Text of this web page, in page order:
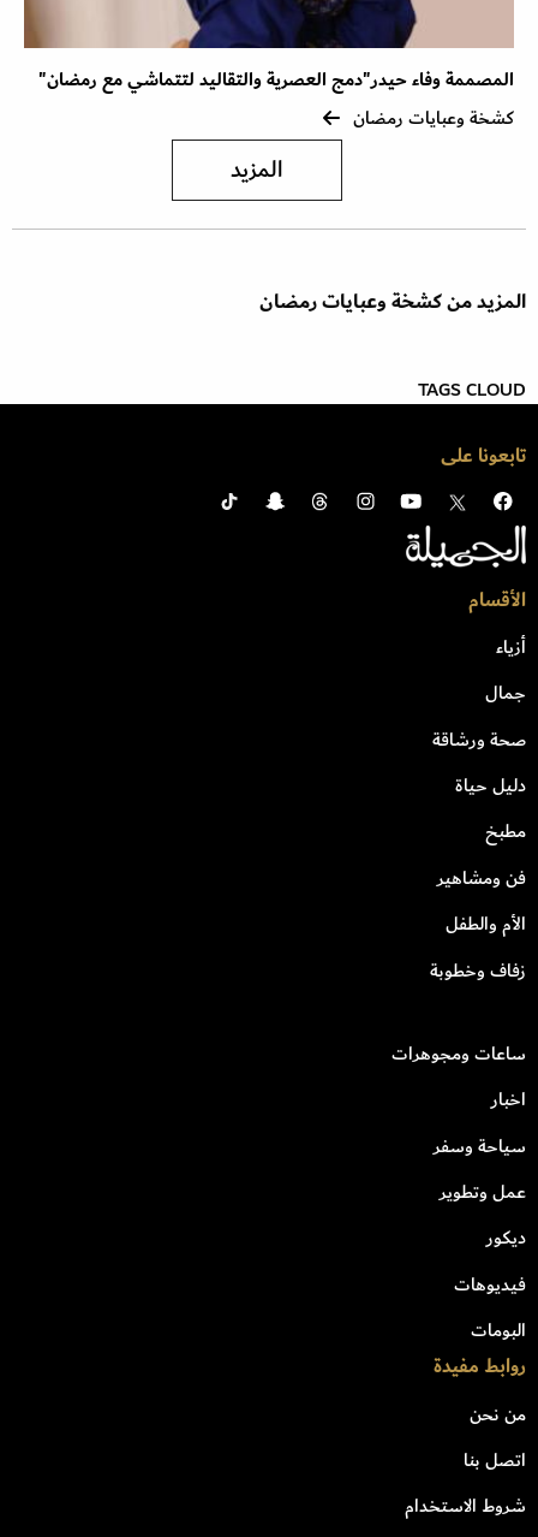
المصممة وفاء حيدر"دمج العصرية والتقاليد لتتماشي مع رمضان"
كشخة وعبايات رمضان
المزيد
المزيد من كشخة وعبايات رمضان
TAGS CLOUD
تابعونا على
الأقسام
أزياء
جمال
صحة ورشاقة
دليل حياة
مطبخ
فن ومشاهير
الأم والطفل
زفاف وخطوبة
ساعات ومجوهرات
اخبار
سياحة وسفر
عمل وتطوير
ديكور
فيديوهات
البومات
روابط مفيدة
من نحن
اتصل بنا
شروط الاستخدام